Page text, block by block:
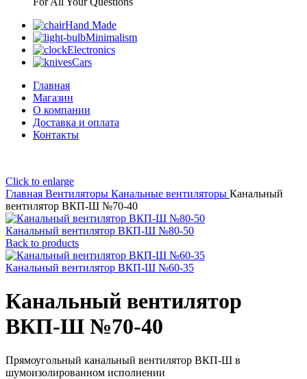
Hand Made
Minimalism
Electronics
Cars
Главная
Магазин
О компании
Доставка и оплата
Контакты
Click to enlarge
Главная Вентиляторы Канальные вентиляторы Канальный
вентилятор ВКП-Ш №70-40
Канальный вентилятор ВКП-Ш №80-50
Back to products
Канальный вентилятор ВКП-Ш №60-35
Канальный вентилятор
ВКП-Ш №70-40
Прямоугольный канальный вентилятор ВКП-Ш в
шумоизолированном исполнении